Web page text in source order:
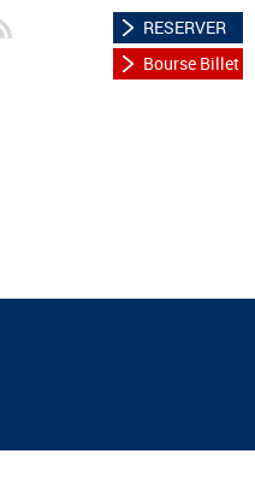
RESERVER
Bourse Billet